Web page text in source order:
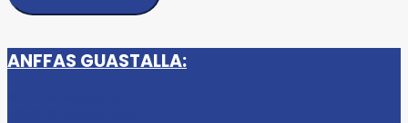
ANFFAS GUASTALLA: